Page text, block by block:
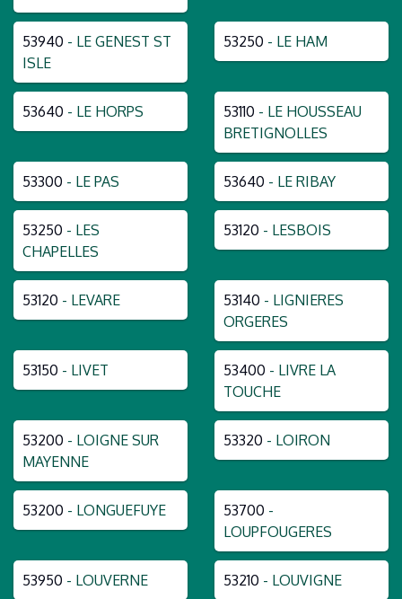
53940 - LE GENEST ST
ISLE
53250 - LE HAM
53640 - LE HORPS 53110 - LE HOUSSEAU
BRETIGNOLLES
53300 - LE PAS 53640 - LE RIBAY
53250 - LES
CHAPELLES
53120 - LESBOIS
53120 - LEVARE 53140 - LIGNIERES
ORGERES
53150 - LIVET 53400 - LIVRE LA
TOUCHE
53200 - LOIGNE SUR
MAYENNE
53320 - LOIRON
53200 - LONGUEFUYE 53700 -
LOUPFOUGERES
53950 - LOUVERNE 53210 - LOUVIGNE